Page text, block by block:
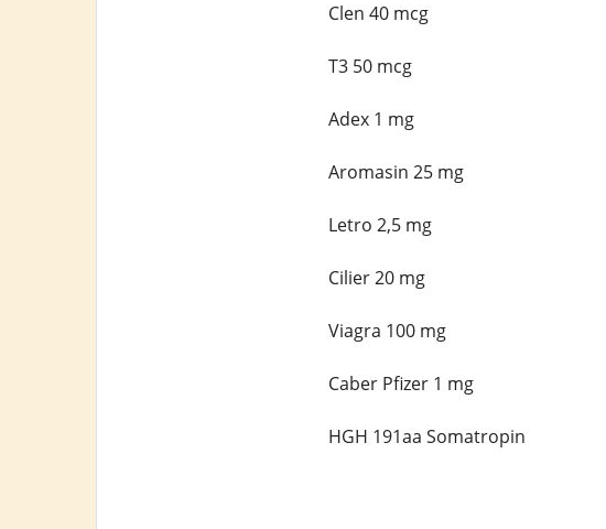
Clen 40 mcg
T3 50 mcg
Adex 1 mg
Aromasin 25 mg
Letro 2,5 mg
Cilier 20 mg
Viagra 100 mg
Caber Pfizer 1 mg
HGH 191aa Somatropin